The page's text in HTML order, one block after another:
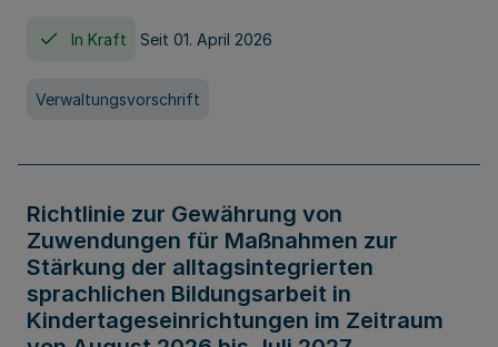
In Kraft Seit 01. April 2026
Verwaltungsvorschrift
Richtlinie zur Gewährung von
Zuwendungen für Maßnahmen zur
Stärkung der alltagsintegrierten
sprachlichen Bildungsarbeit in
Kindertageseinrichtungen im Zeitraum